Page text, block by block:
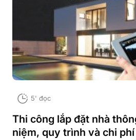
5' đọc
Thi công lắp đặt nhà
niệm, quy trình và chi